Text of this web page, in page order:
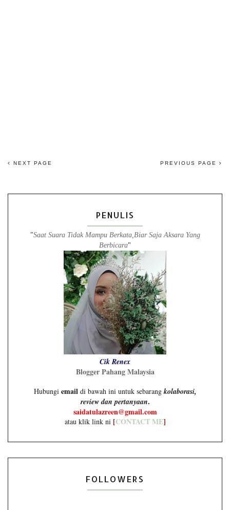
NEXT PAGE PREVIOUS PAGE
PENULIS
"Saat Suara Tidak Mampu Berkata,Biar Saja Aksara Yang
Berbicara"
Cik Renex
Blogger Pahang Malaysia
Hubungi emaildi bawah ini untuk sebarangkolaborasi,
review dan pertanyaan.
saidatulazreen@gmail.com
atau klik link ni [CONTACT ME]
FOLLOWERS